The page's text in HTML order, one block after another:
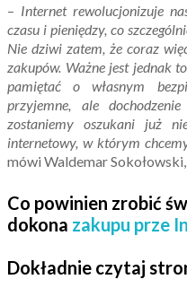
– Internet rewolucjonizuje
czasu i pieniędzy, co
Nie dziwi zatem, że coraz
zakupów. Ważne jest jednak
pamiętać o własnym
przyjemne, ale
zostaniemy oszukani już
internetowy, w którym
mówi Waldemar
Co powinien zrobić
dokona zakupu prze
Dokładnie czytaj